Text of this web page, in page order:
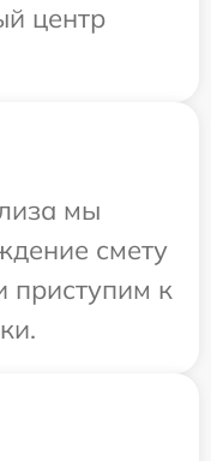
центр
мы
смету
приступим к